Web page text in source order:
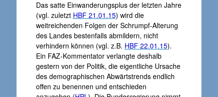
Das satte Einwanderungsplus der letzten Jahre
(vgl. zuletzt HBF 21.01.15) wird die
weitreichenden Folgen der Schrumpf-Alterung
des Landes bestenfalls abmildern, nicht
verhindern können (vgl. z.B. HBF 22.01.15).
Ein FAZ-Kommentator verlangte deshalb
gestern von der Politik, die eigentliche Ursache
des demographischen Abwärtstrends endlich
offen zu benennen und entschieden